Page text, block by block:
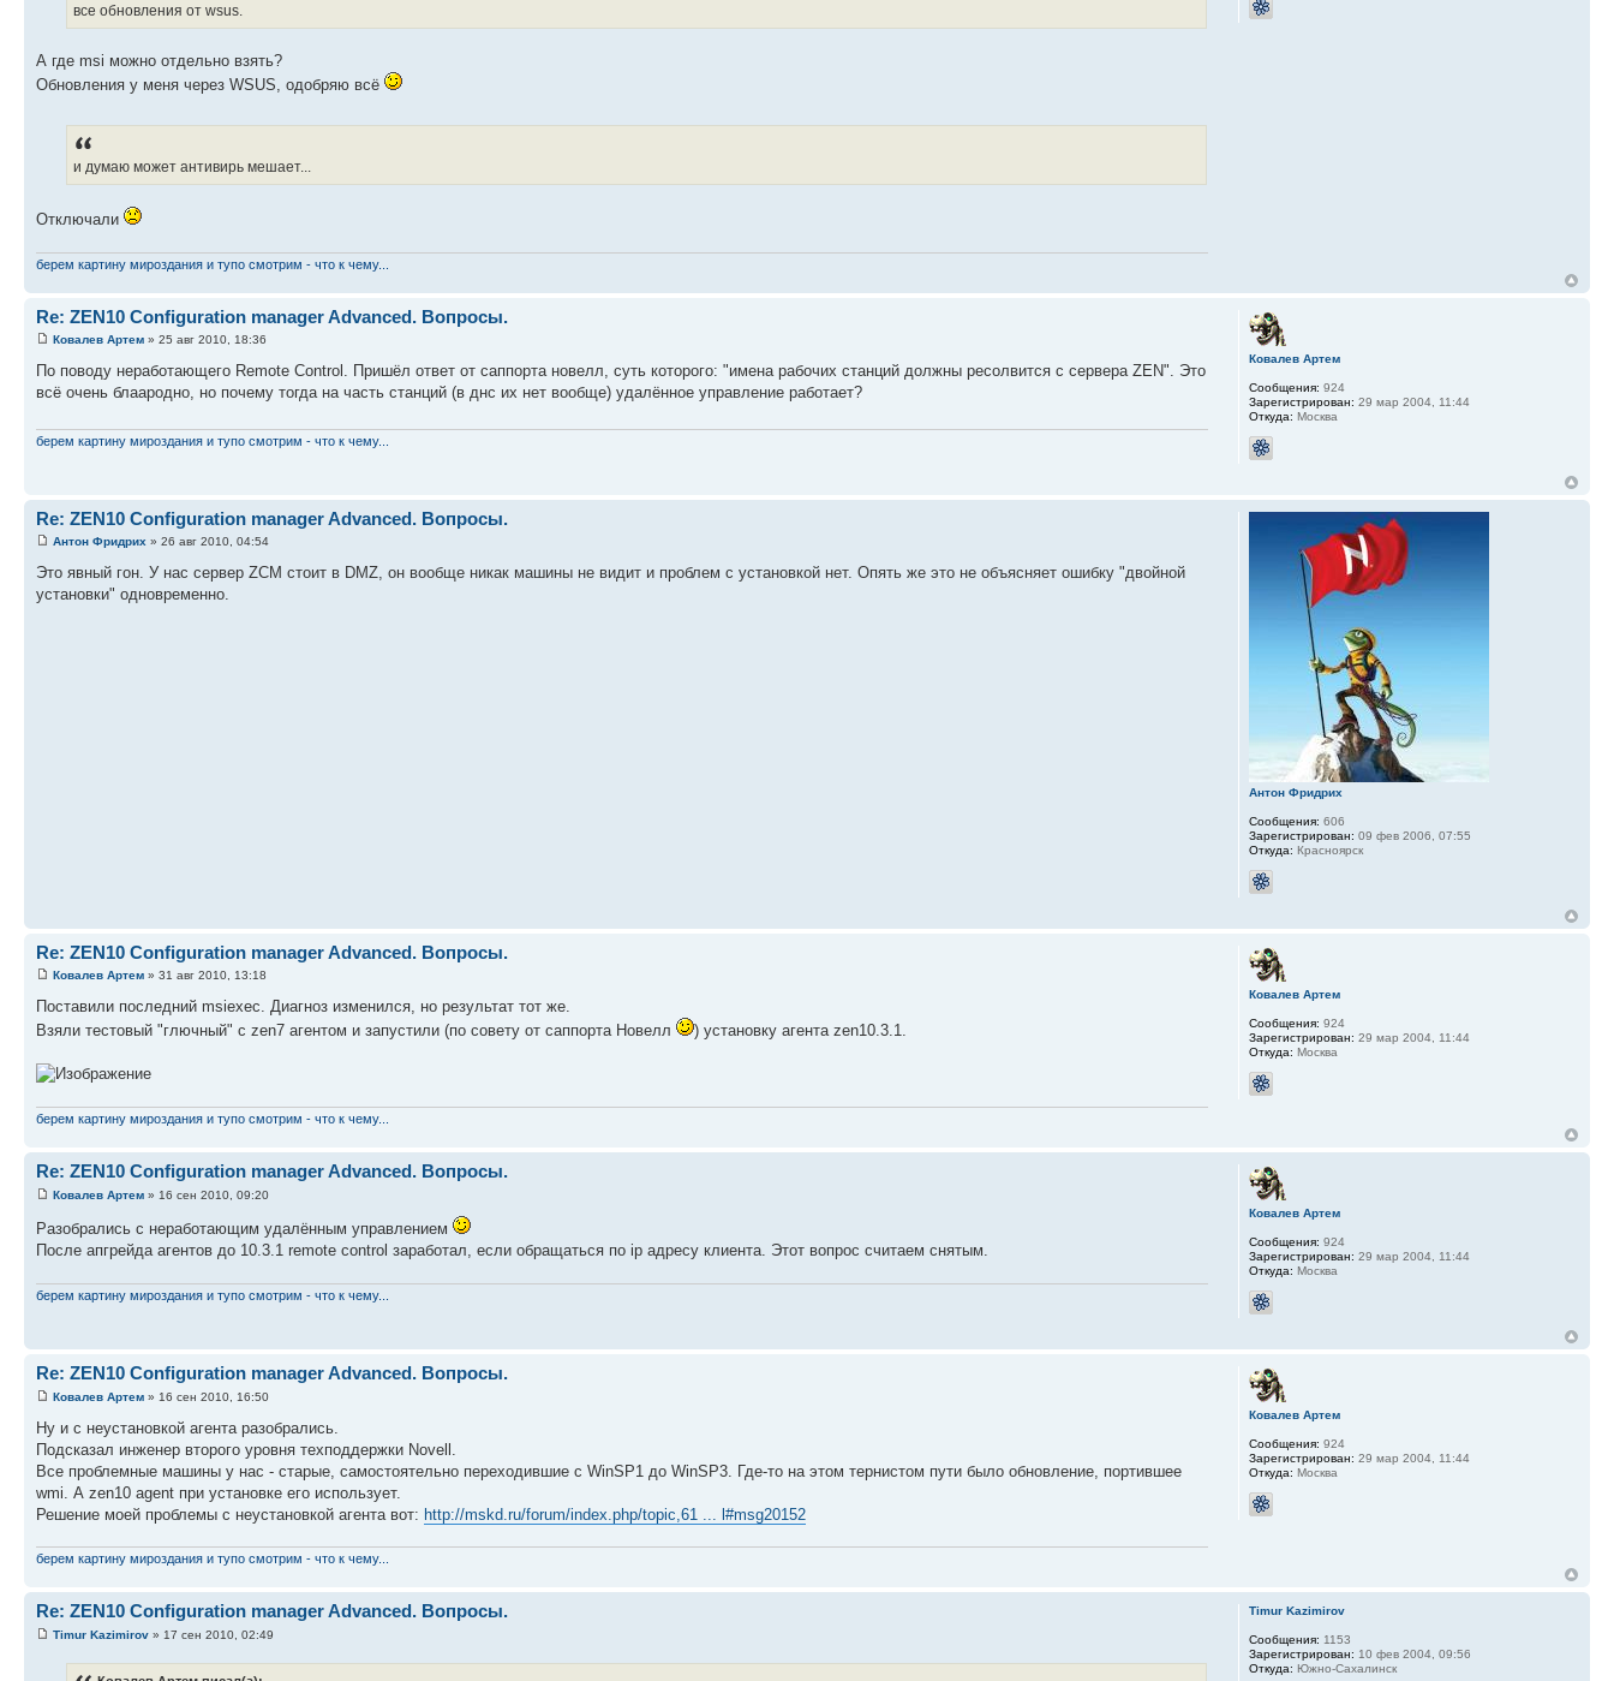
все обновления от wsus.
А где msi можно отдельно взять?
Обновления у меня через WSUS, одобряю всё
и думаю может антивирь мешает...
Отключали
берем картину мироздания и тупо смотрим - что к чему...
Re: ZEN10 Configuration manager Advanced. Вопросы.
Ковалев Артем » 25 авг 2010, 18:36
По поводу неработающего Remote Control. Пришёл ответ от саппорта новелл, суть которого: "имена рабочих станций должны ресолвится с сервера ZEN". Это
всё очень блаародно, но почему тогда на часть станций (в днс их нет вообще) удалённое управление работает?
берем картину мироздания и тупо смотрим - что к чему...
Ковалев Артем
Сообщения: 924
Зарегистрирован: 29 мар 2004, 11:44
Откуда: Москва
Re: ZEN10 Configuration manager Advanced. Вопросы.
Антон Фридрих » 26 авг 2010, 04:54
Это явный гон. У нас сервер ZCM стоит в DMZ, он вообще никак машины не видит и проблем с установкой нет. Опять же это не объясняет ошибку "двойной
установки" одновременно.
Антон Фридрих
Сообщения: 606
Зарегистрирован: 09 фев 2006, 07:55
Откуда: Красноярск
Re: ZEN10 Configuration manager Advanced. Вопросы.
Ковалев Артем » 31 авг 2010, 13:18
Поставили последний msiexec. Диагноз изменился, но результат тот же.
Взяли тестовый "глючный" с zen7 агентом и запустили (по совету от саппорта Новелл
) установку агента zen10.3.1.
берем картину мироздания и тупо смотрим - что к чему...
Ковалев Артем
Сообщения: 924
Зарегистрирован: 29 мар 2004, 11:44
Откуда: Москва
Re: ZEN10 Configuration manager Advanced. Вопросы.
Ковалев Артем » 16 сен 2010, 09:20
Разобрались с неработающим удалённым управлением
После апгрейда агентов до 10.3.1 remote control заработал, если обращаться по ip адресу клиента. Этот вопрос считаем снятым.
берем картину мироздания и тупо смотрим - что к чему...
Ковалев Артем
Сообщения: 924
Зарегистрирован: 29 мар 2004, 11:44
Откуда: Москва
Re: ZEN10 Configuration manager Advanced. Вопросы.
Ковалев Артем » 16 сен 2010, 16:50
Ну и с неустановкой агента разобрались.
Подсказал инженер второго уровня техподдержки Novell.
Все проблемные машины у нас - старые, самостоятельно переходившие с WinSP1 до WinSP3. Где-то на этом тернистом пути было обновление, портившее
wmi. А zen10 agent при установке его использует.
Решение моей проблемы с неустановкой агента вот: http://mskd.ru/forum/index.php/topic,61 ... l#msg20152
берем картину мироздания и тупо смотрим - что к чему...
Ковалев Артем
Сообщения: 924
Зарегистрирован: 29 мар 2004, 11:44
Откуда: Москва
Re: ZEN10 Configuration manager Advanced. Вопросы.
Timur Kazimirov » 17 сен 2010, 02:49
Timur Kazimirov
Сообщения: 1153
Зарегистрирован: 10 фев 2004, 09:56
Откуда: Южно-Сахалинск